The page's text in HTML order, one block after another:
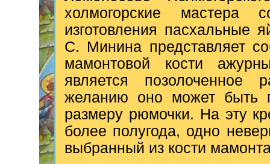
холмогорские мастера
изготовления пасхальные
С. Минина представляет
мамонтовой кости
является позолоченное
желанию оно может быть
размеру рюмочки. На эту
более полугода, одно
выбранный из кости